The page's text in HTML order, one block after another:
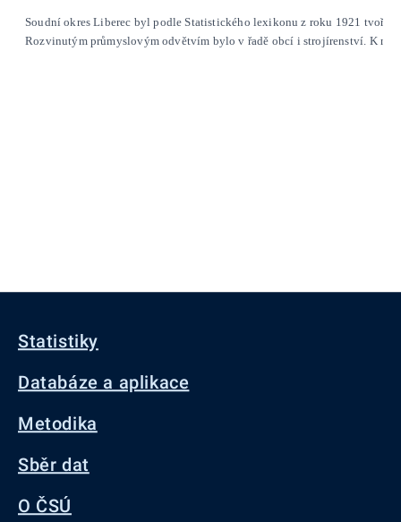
Soudní okres Liberec byl podle Statistického lexikonu z roku 1921
Rozvinutým průmyslovým odvětvím bylo v řadě obcí i strojírenství. K
Statistiky
Databáze a aplikace
Metodika
Sběr dat
O ČSÚ